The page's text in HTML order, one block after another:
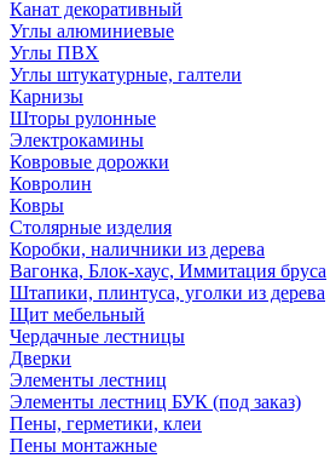
Канат декоративный
Углы алюминиевые
Углы ПВХ
Углы штукатурные, галтели
Карнизы
Шторы рулонные
Электрокамины
Ковровые дорожки
Ковролин
Ковры
Столярные изделия
Коробки, наличники из дерева
Вагонка, Блок-хаус, Иммитация бруса
Штапики, плинтуса, уголки из дерева
Щит мебельный
Чердачные лестницы
Дверки
Элементы лестниц
Элементы лестниц БУК (под заказ)
Пены, герметики, клеи
Пены монтажные